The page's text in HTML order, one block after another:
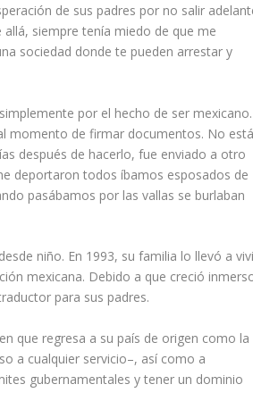
de sus padres por no salir
siempre tenía miedo de que me
sociedad donde te pueden arrestar y
por el hecho de ser mexicano.
momento de firmar documentos. No
después de hacerlo, fue enviado a otro
deportaron todos íbamos esposados de
pasábamos por las vallas se burlaban
niño. En 1993, su familia lo llevó a
mexicana. Debido a que creció
para sus padres.
que regresa a su país de origen como la
a cualquier servicio–, así como a
gubernamentales y tener un dominio